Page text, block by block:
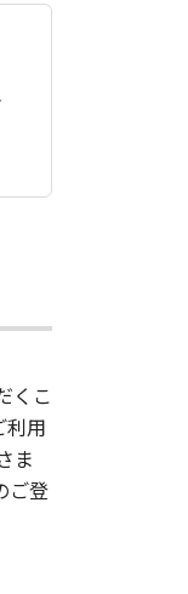
くこ
利用
ま
ご登